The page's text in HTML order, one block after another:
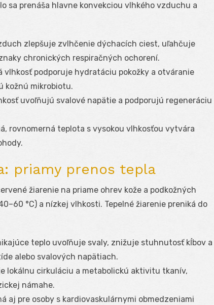
sa prenáša hlavne konvekciou vlhkého vzduchu a
zlepšuje zvlhčenie dýchacích ciest, uľahčuje
chronických respiračných ochorení.
vlhkosť podporuje hydratáciu pokožky a otváranie
kožnú mikrobiotu.
uvoľňujú svalové napätie a podporujú regeneráciu
rovnomerná teplota s vysokou vlhkosťou vytvára
priamy prenos tepla
žiarenie na priame ohrev kože a podkožných
°C) a nízkej vlhkosti. Tepelné žiarenie preniká do
teplo uvoľňuje svaly, znižuje stuhnutosť kĺbov a
alebo svalových napätiach.
lokálnu cirkuláciu a metabolickú aktivitu tkanív,
námahe.
aj pre osoby s kardiovaskulárnymi obmedzeniami